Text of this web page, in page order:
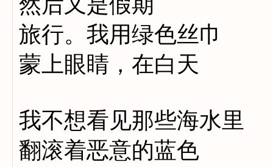
旅行。我用绿色丝巾
蒙上眼睛，在白天
我不想看见那些海水里
翻滚着恶意的蓝色